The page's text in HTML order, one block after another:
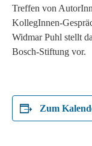
Treffen von
KollegInnen-
Widmar Puhl stellt
Bosch-Stiftung vor.
Zum